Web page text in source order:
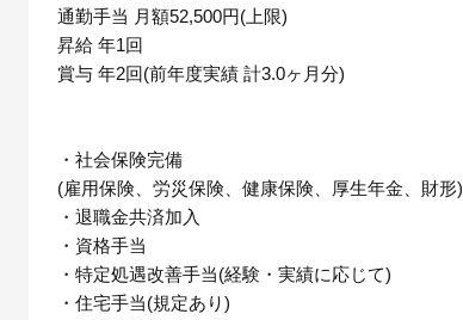
通勤手当 月額52,500円(上限)
昇給 年1回
賞与 年2回(前年度実績 計3.0ヶ月分)
・社会保険完備
(雇用保険、労災保険、健康保険、厚生年金、財形)
・退職金共済加入
・資格手当
・特定処遇改善手当(経験・実績に応じて)
・住宅手当(規定あり)